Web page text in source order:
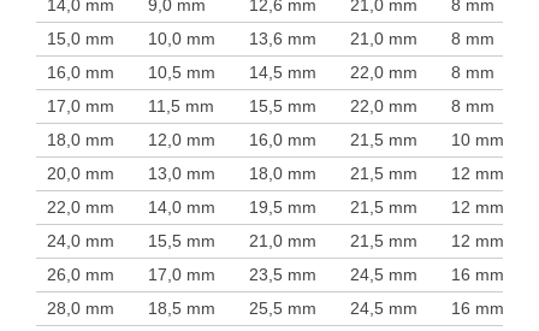
14,0 mm
9,0 mm 12,6 mm 21,0 mm
8 mm
15,0 mm
10,0 mm 13,6 mm 21,0 mm
8 mm
16,0 mm
10,5 mm 14,5 mm 22,0 mm
8 mm
17,0 mm
11,5 mm 15,5 mm 22,0 mm
8 mm
18,0 mm
12,0 mm 16,0 mm 21,5 mm
10 mm
20,0 mm
13,0 mm 18,0 mm 21,5 mm
12 mm
22,0 mm
14,0 mm 19,5 mm 21,5 mm
12 mm
24,0 mm
15,5 mm 21,0 mm 21,5 mm
12 mm
26,0 mm
17,0 mm 23,5 mm 24,5 mm
16 mm
28,0 mm
18,5 mm 25,5 mm 24,5 mm
16 mm